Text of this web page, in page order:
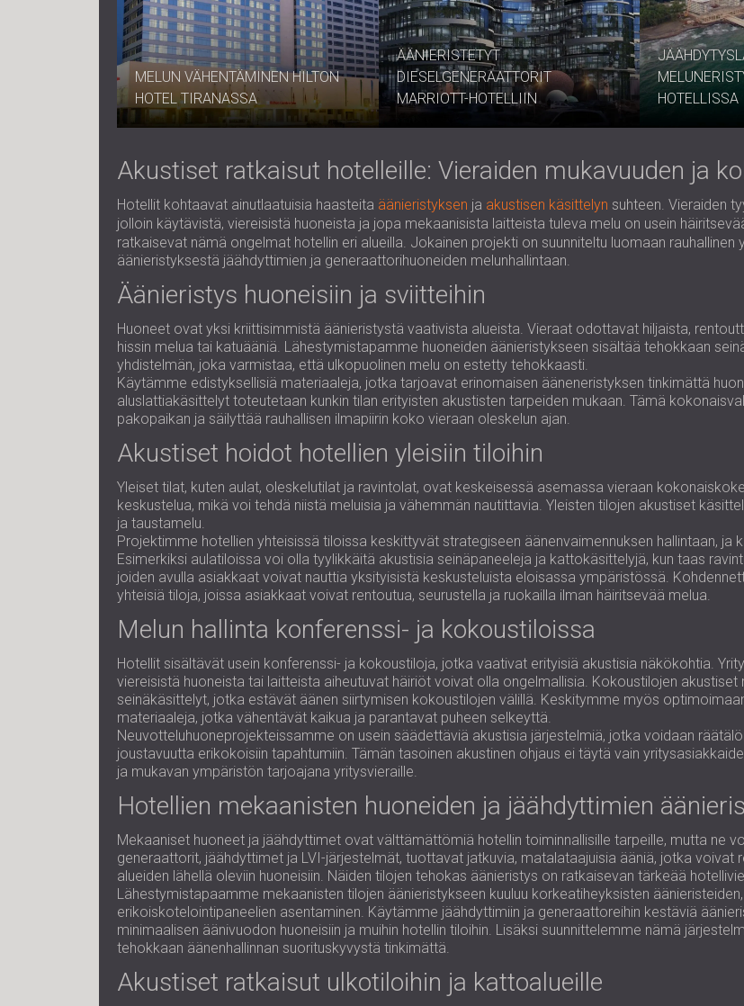
MELUN VÄHENTÄMINEN HILTON
HOTEL TIRANASSA
ÄÄNIERISTETYT
DIESELGENERAATTORIT
MARRIOTT-HOTELLIIN
HOTELLISSA
Akustiset ratkaisut hotelleille: Vieraiden mukavuuden ja
Hotellit kohtaavat ainutlaatuisia haasteita äänieristyksen ja akustisen käsittelyn suhteen. Vieraiden
jolloin käytävistä, viereisistä huoneista ja jopa mekaanisista laitteista tuleva melu on usein
ratkaisevat nämä ongelmat hotellin eri alueilla. Jokainen projekti on suunniteltu luomaan
äänieristyksestä jäähdyttimien ja generaattorihuoneiden melunhallintaan.
Äänieristys huoneisiin ja sviitteihin
Huoneet ovat yksi kriittisimmistä äänieristystä vaativista alueista. Vieraat odottavat hiljaista,
hissin melua tai katuääniä. Lähestymistapamme huoneiden äänieristykseen sisältää tehokkaan
yhdistelmän, joka varmistaa, että ulkopuolinen melu on estetty tehokkaasti.
Käytämme edistyksellisiä materiaaleja, jotka tarjoavat erinomaisen ääneneristyksen tinkimättä
aluslattiakäsittelyt toteutetaan kunkin tilan erityisten akustisten tarpeiden mukaan. Tämä
pakopaikan ja säilyttää rauhallisen ilmapiirin koko vieraan oleskelun ajan.
Akustiset hoidot hotellien yleisiin tiloihin
Yleiset tilat, kuten aulat, oleskelutilat ja ravintolat, ovat keskeisessä asemassa vieraan
keskustelua, mikä voi tehdä niistä meluisia ja vähemmän nautittavia. Yleisten tilojen akustiset
ja taustamelu.
Projektimme hotellien yhteisissä tiloissa keskittyvät strategiseen äänenvaimennuksen hallintaan, ja
Esimerkiksi aulatiloissa voi olla tyylikkäitä akustisia seinäpaneeleja ja kattokäsittelyjä, kun taas
joiden avulla asiakkaat voivat nauttia yksityisistä keskusteluista eloisassa ympäristössä.
yhteisiä tiloja, joissa asiakkaat voivat rentoutua, seurustella ja ruokailla ilman häiritsevää melua.
Melun hallinta konferenssi- ja kokoustiloissa
Hotellit sisältävät usein konferenssi- ja kokoustiloja, jotka vaativat erityisiä akustisia näkökohtia.
viereisistä huoneista tai laitteista aiheutuvat häiriöt voivat olla ongelmallisia. Kokoustilojen
seinäkäsittelyt, jotka estävät äänen siirtymisen kokoustilojen välillä. Keskitymme myös
materiaaleja, jotka vähentävät kaikua ja parantavat puheen selkeyttä.
Neuvotteluhuoneprojekteissamme on usein säädettäviä akustisia järjestelmiä, jotka voidaan
joustavuutta erikokoisiin tapahtumiin. Tämän tasoinen akustinen ohjaus ei täytä vain
ja mukavan ympäristön tarjoajana yritysvieraille.
Hotellien mekaanisten huoneiden ja jäähdyttimien
Mekaaniset huoneet ja jäähdyttimet ovat välttämättömiä hotellin toiminnallisille tarpeille, mutta ne
generaattorit, jäähdyttimet ja LVI-järjestelmät, tuottavat jatkuvia, matalataajuisia ääniä, jotka
alueiden lähellä oleviin huoneisiin. Näiden tilojen tehokas äänieristys on ratkaisevan tärkeää
Lähestymistapaamme mekaanisten tilojen äänieristykseen kuuluu korkeatiheyksisten
erikoiskotelointipaneelien asentaminen. Käytämme jäähdyttimiin ja generaattoreihin kestäviä
minimaalisen äänivuodon huoneisiin ja muihin hotellin tiloihin. Lisäksi suunnittelemme nämä
tehokkaan äänenhallinnan suorituskyvystä tinkimättä.
Akustiset ratkaisut ulkotiloihin ja kattoalueille